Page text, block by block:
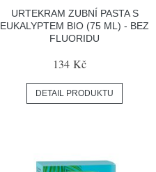
URTEKRAM ZUBNÍ PASTA S
EUKALYPTEM BIO (75 ML) - BEZ
FLUORIDU
134 Kč
DETAIL PRODUKTU